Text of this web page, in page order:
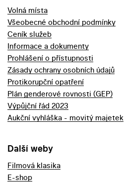
Volná místa
Všeobecné obchodní podmínky
Ceník služeb
Informace a dokumenty
Prohlášení o přístupnosti
Zásady ochrany osobních údajů
Protikorupční opatření
Plán genderové rovnosti (GEP)
Výpůjční řád 2023
Aukční vyhláška - movitý majetek
Další weby
Filmová klasika
E-shop